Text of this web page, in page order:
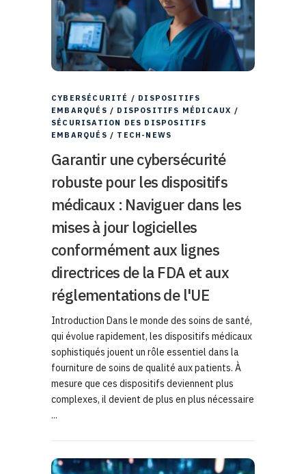
CYBERSÉCURITÉ / DISPOSITIFS
EMBARQUÉS / DISPOSITIFS MÉDICAUX /
SÉCURISATION DES DISPOSITIFS
EMBARQUÉS / TECH-NEWS
Garantir une cybersécurité
robuste pour les dispositifs
médicaux : Naviguer dans les
mises à jour logicielles
conformément aux lignes
directrices de la FDA et aux
réglementations de l'UE
Introduction Dans le monde des soins de santé,
qui évolue rapidement, les dispositifs médicaux
sophistiqués jouent un rôle essentiel dans la
fourniture de soins de qualité aux patients. À
mesure que ces dispositifs deviennent plus
complexes, il devient de plus en plus nécessaire
...